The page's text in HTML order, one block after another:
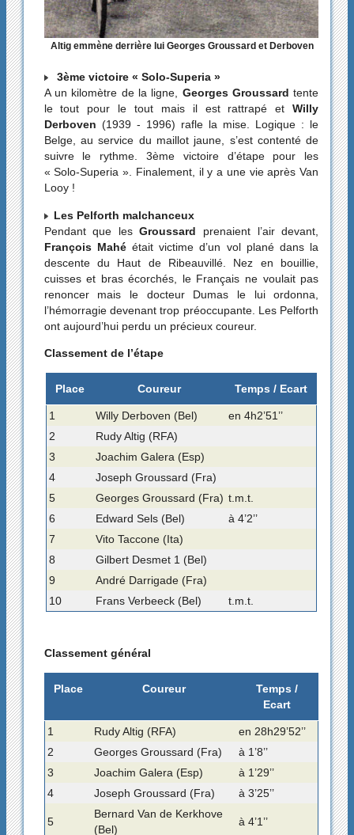
Altig emmène derrière lui Georges Groussard et Derboven
3ème victoire « Solo-Superia »
A un kilomètre de la ligne, Georges Groussard tente
le tout pour le tout mais il est rattrapé etWilly
Derboven (1939 - 1996) rafle la mise. Logique : le
Belge, au service du maillot jaune, s’est contenté de
suivre le rythme. 3ème victoire d’étape pour les
« Solo-Superia ». Finalement, il y a une vie après Van
Looy !
Les Pelforth malchanceux
Pendant que lesGroussard prenaient l’air devant,
François Mahéétait victime d’un vol plané dans la
descente du Haut de Ribeauvillé. Nez en bouillie,
cuisses et bras écorchés, le Français ne voulait pas
renoncer mais le docteur Dumas le lui ordonna,
l’hémorragie devenant trop préoccupante. Les Pelforth
ont aujourd’hui perdu un précieux coureur.
Classement de l’étape
Place Coureur Temps / Ecart
1 Willy Derboven (Bel)
en 4h2’51’’
2
Rudy Altig (RFA)
3
Joachim Galera (Esp)
4
Joseph Groussard (Fra)
5
Georges Groussard (Fra) t.m.t.
6
Edward Sels (Bel)
à 4’2’’
7
Vito Taccone (Ita)
8
Gilbert Desmet 1 (Bel)
9
André Darrigade (Fra)
10
Frans Verbeeck (Bel) t.m.t.
Classement général
Place Coureur
Temps /
Ecart
1 Rudy Altig (RFA)
en 28h29’52’’
2
Georges Groussard (Fra)
à 1’8’’
3
Joachim Galera (Esp)
à 1’29’’
4
Joseph Groussard (Fra) à 3’25’’
5
Bernard Van de Kerkhove
(Bel)
à 4’1’’